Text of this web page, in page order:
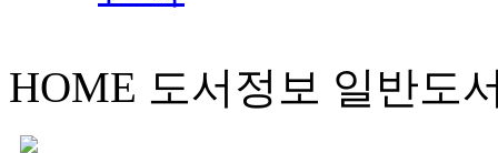
HOME 도서정보 일반도